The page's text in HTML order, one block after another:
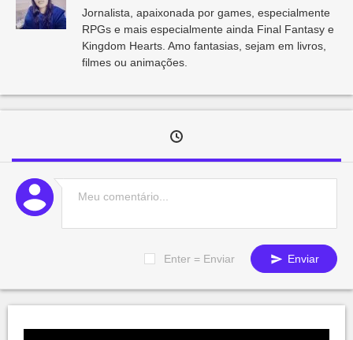
Jornalista, apaixonada por games, especialmente
RPGs e mais especialmente ainda Final Fantasy e
Kingdom Hearts. Amo fantasias, sejam em livros,
filmes ou animações.
Enter = Enviar Enviar